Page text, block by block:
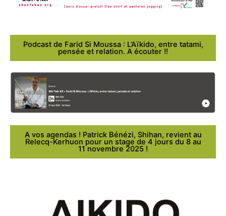
Podcast de Farid Si Moussa : L’Aïkido, entre tatami,
pensée et relation. A écouter !!
A vos agendas ! Patrick Bénézi, Shihan, revient au
Relecq-Kerhuon pour un stage de 4 jours du 8 au
11 novembre 2025 !